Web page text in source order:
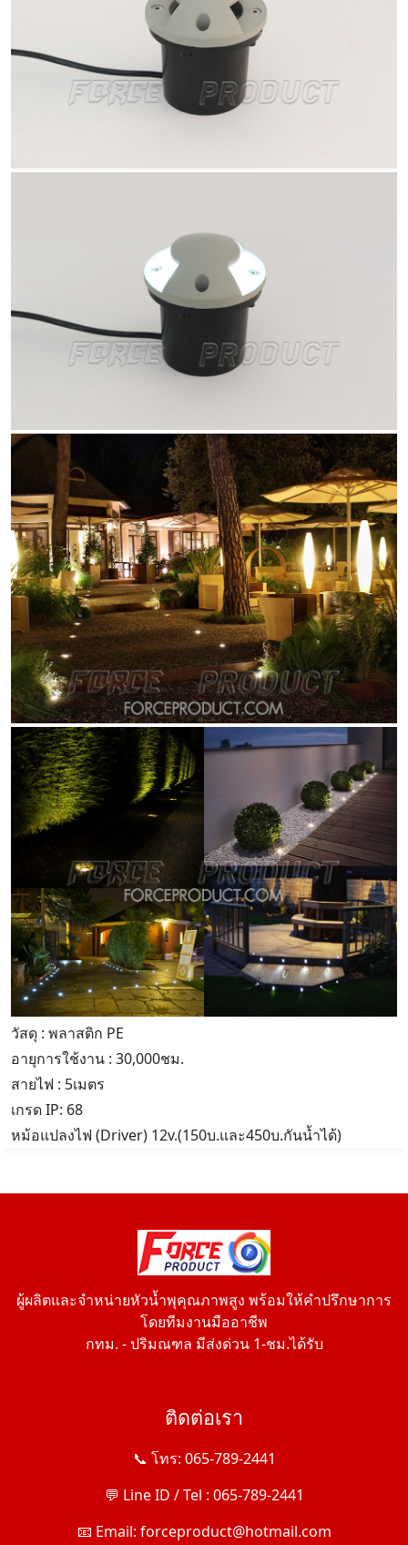
วัสดุ : พลาสติก PE
อายุการใช้งาน : 30,000ชม.
สายไฟ : 5เมตร
เกรด IP: 68
หม้อแปลงไฟ (Driver) 12v.(150บ.และ450บ.กันน้ำได้)
ผู้ผลิตและจำหน่ายหัวน้ำพุคุณภาพสูง พร้อมให้คำปรึกษาการ
โดยทีมงานมืออาชีพ
กทม. - ปริมณฑล มีส่งด่วน 1-ชม.ได้รับ
ติดต่อเรา
📞 โทร: 065-789-2441
💬 Line ID / Tel : 065-789-2441
📧 Email: forceproduct@hotmail.com